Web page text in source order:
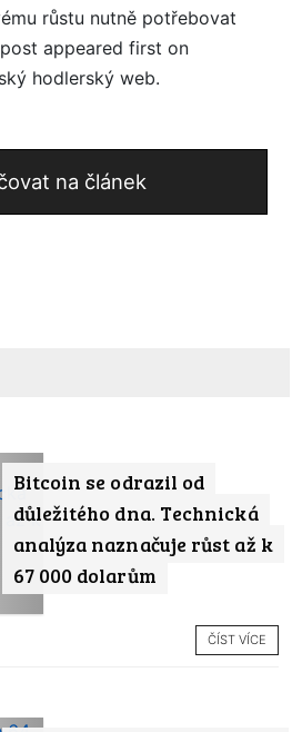
růstu nutně potřebovat
appeared first on
hodlerský web.
na článek
Bitcoin se odrazil od
důležitého dna. Technická
analýza naznačuje růst až k
67 000 dolarům
ČÍST VÍCE